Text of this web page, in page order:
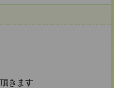
きます